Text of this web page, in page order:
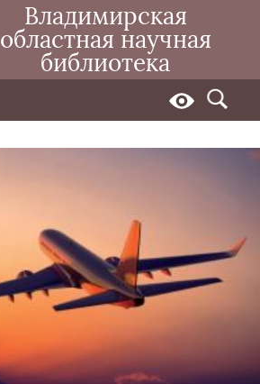
Владимирская
областная научная
библиотека